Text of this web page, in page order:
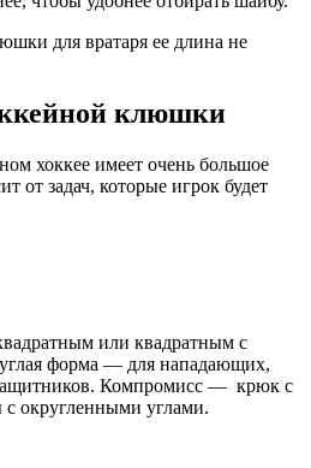
для вратаря ее длина не
клюшки
хоккее имеет очень большое
от задач, которые игрок будет
или квадратным с
форма — для нападающих,
Компромисс — крюк с
округленными углами.